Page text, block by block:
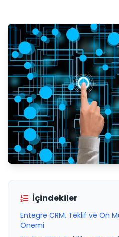
İçindekiler
Entegre CRM, Teklif ve Ön
Önemi